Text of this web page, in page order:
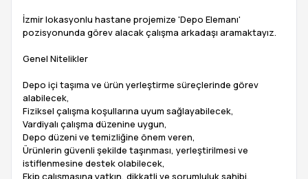
İzmir lokasyonlu hastane projemize 'Depo Elemanı'
pozisyonunda görev alacak çalışma arkadaşı aramaktayız.
Genel Nitelikler
Depo içi taşıma ve ürün yerleştirme süreçlerinde görev
alabilecek,
Fiziksel çalışma koşullarına uyum sağlayabilecek,
Vardiyalı çalışma düzenine uygun,
Depo düzeni ve temizliğine önem veren,
Ürünlerin güvenli şekilde taşınması, yerleştirilmesi ve
istiflenmesine destek olabilecek,
Ekip çalışmasına yatkın, dikkatli ve sorumluluk sahibi,